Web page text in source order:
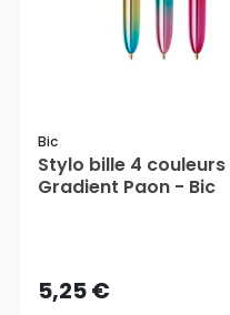
Bic
Stylo bille 4 couleurs
Gradient Paon - Bic
5,25 €AJOUTER AU